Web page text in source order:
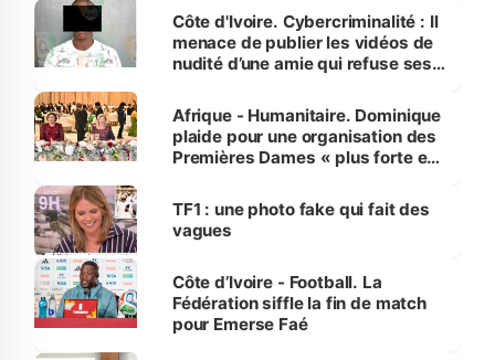
des Transports
Côte d'Ivoire. Cybercriminalité : Il
menace de publier les vidéos de
nudité d’une amie qui refuse ses
Afrique - Humanitaire. Dominique
plaide pour une organisation des
Premières Dames « plus forte et
sur la scène internationale »
TF1 : une photo fake qui fait des
vagues
Côte d’Ivoire - Football. La
Fédération siffle la fin de match
pour Emerse Faé